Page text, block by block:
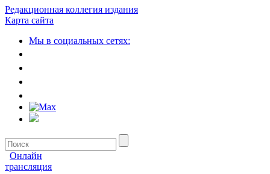
Редакционная коллегия издания
Карта сайта
Мы в социальных сетях:
Онлайн
трансляция